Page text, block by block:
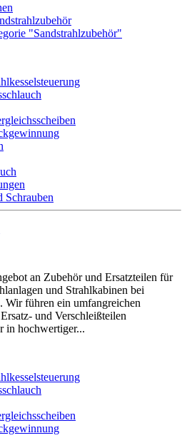
"Sandstrahlzubehör"
Schrauben
an Zubehör und Ersatzteilen für
und Strahlkabinen bei
Wir führen ein umfangreichen
und Verschleißteilen
in hochwertiger...